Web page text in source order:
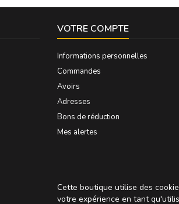
VOTRE COMPTE
Informations personnelles
Commandes
Avoirs
Adresses
Bons de réduction
Mes alertes
Cette boutique utilise des
votre expérience en tant